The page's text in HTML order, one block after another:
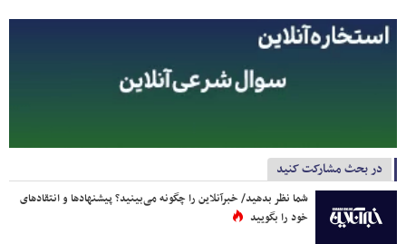
در بحث مشارکت کنید
شما نظر بدهید/ خبرآنلاین را چگونه می‌بینید؟ پیشنهادها و انتقادهای
خود را بگویید